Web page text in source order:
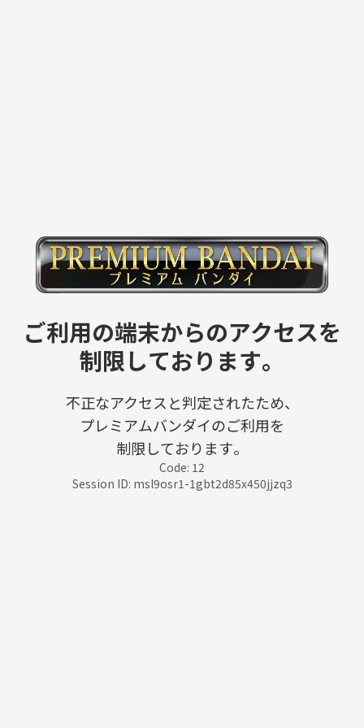
ご利用の端末からのアクセスを
制限しております。
不正なアクセスと判定されたため、
プレミアムバンダイのご利用を
制限しております。
Code: 12
Session ID: msl9osr1-1gbt2d85x450jjzq3